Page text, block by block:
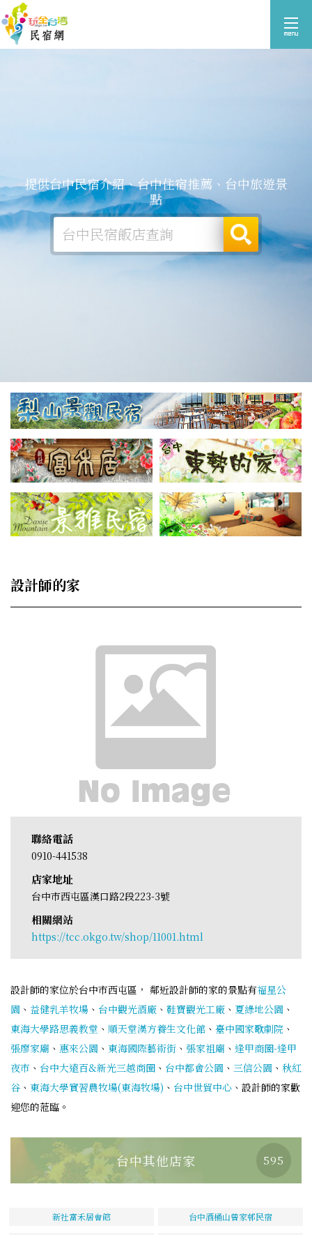
提供台中民宿介紹、台中住宿推薦、台中旅遊景
點
設計師的家
聯絡電話
0910-441538
店家地址
台中市西屯區漢口路2段223-3號
相關網站
https://tcc.okgo.tw/shop/11001.html
設計師的家位於台中市西屯區， 鄰近設計師的家的景點有福星公
園 、 益健乳羊牧場 、 台中觀光酒廠 、 鞋寶觀光工廠 、 夏綠地公園 、
東海大學路思義教堂 、 順天堂漢方養生文化館 、 臺中國家歌劇院 、
張廖家廟 、 惠來公園 、 東海國際藝術街 、 張家祖廟 、 逢甲商圈-逢甲
夜市 、 台中大遠百&新光三越商圈 、 台中都會公園 、 三信公園 、 秋紅
谷 、 東海大學實習農牧場(東海牧場) 、 台中世貿中心 、設計師的家歡
迎您的蒞臨。
台中其他店家 595
新社富禾居會館 台中酒桶山曾家邨民宿